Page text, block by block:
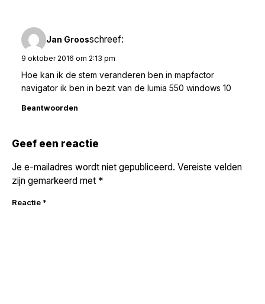
Jan Groosschreef:
9 oktober 2016 om 2:13 pm
Hoe kan ik de stem veranderen ben in mapfactor
navigator ik ben in bezit van de lumia 550 windows 10
Beantwoorden
Geef een reactie
Je e-mailadres wordt niet gepubliceerd. Vereiste velden
zijn gemarkeerd met *
Reactie *